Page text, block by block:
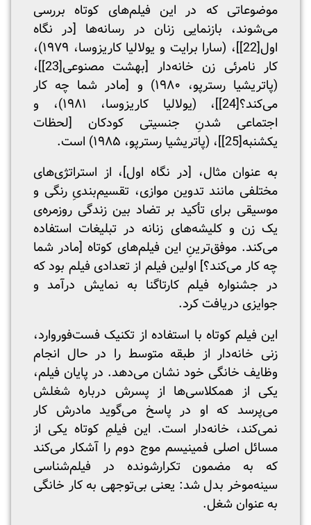
موضوعاتی که در این فیلم‌های کوتاه بررسی
می‌شوند، بازنمایی زنان در رسانه‌ها [در نگاه
اول[22]
]، (سارا برایت و یولالیا کاریزوسا، ۱۹۷۹)،
کار نامرئی زن خانه‌دار [بهشت مصنوعی[23]
]،
(پاتریشیا رسترپو، ۱۹۸۰) و [مادر شما چه کار
می‌کند؟[24]
]، (یولالیا کاریزوسا، ۱۹۸۱)، و
اجتماعی شدنِ جنسیتی کودکان [لحظات
یکشنبه[25]
]، (پاتریشیا رسترپو، ۱۹۸۵) است.
به عنوان مثال، [در نگاه اول]، از استراتژی‌های
مختلفی مانند تدوین موازی، تقسیم‌بندیِ رنگی و
موسیقی برای تأکید بر تضاد بین زندگی روزمره‌ی
یک زن و کلیشه‌های زنانه در تبلیغات استفاده
می‌کند. موفق‌ترینِ این فیلم‌های کوتاه [مادر شما
چه کار می‌کند؟] اولین فیلم از تعدادی فیلم بود که
در جشنواره فیلم کارتاگنا به نمایش درآمد و
جوایزی دریافت کرد.
این فیلم کوتاه با استفاده از تکنیک فست‌فوروارد،
زنی خانه‌دار از طبقه متوسط را در حال انجام
وظایف خانگی خود نشان می‌دهد. در پایان فیلم،
یکی از همکلاسی‌ها از پسرش درباره شغلش
می‌پرسد که او در پاسخ می‌گوید مادرش کار
نمی‌کند، خانه‌دار است. این فیلمِ کوتاه یکی از
مسائل اصلی فمینیسم موج دوم را آشکار می‌کند
که به مضمون تکرارشونده در فیلم‌شناسی
سینه‌موخر بدل شد: یعنی بی‌توجهی به کار خانگی
به عنوان شغل.